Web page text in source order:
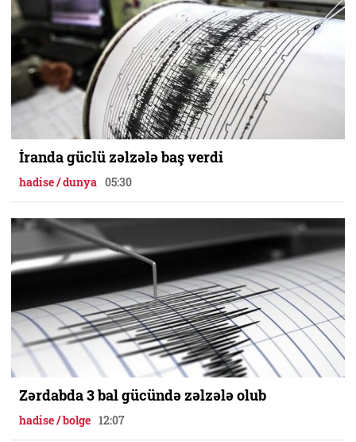
İranda güclü zəlzələ baş verdi
hadise / dunya 05:30
Zərdabda 3 bal gücündə zəlzələ olub
hadise / bolge 12:07